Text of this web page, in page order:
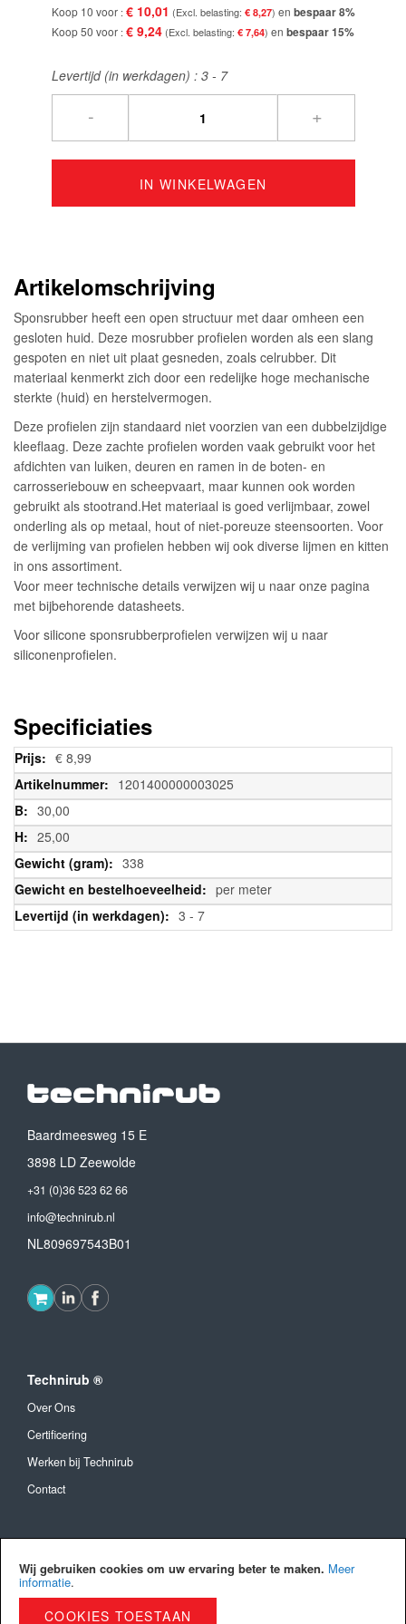
Wij gebruiken cookies om uw ervaring beter te maken. Meer
informatie.
COOKIES TOESTAAN
Koop 10 voor € 10,01 € 8,27 en bespaar8%
Koop 50 voor € 9,24 € 7,64 en bespaar15%
Levertijd (in werkdagen) : 3 - 7
- +
IN WINKELWAGEN
Artikelomschrijving
Sponsrubber heeft een open structuur met daar omheen een
gesloten huid. Deze mosrubber profielen worden als een slang
gespoten en niet uit plaat gesneden, zoals celrubber. Dit
materiaal kenmerkt zich door een redelijke hoge mechanische
sterkte (huid) en herstelvermogen.
Deze profielen zijn standaard niet voorzien van een dubbelzijdige
kleeflaag. Deze zachte profielen worden vaak gebruikt voor het
afdichten van luiken, deuren en ramen in de boten- en
carrosseriebouw en scheepvaart, maar kunnen ook worden
gebruikt als stootrand.Het materiaal is goed verlijmbaar, zowel
onderling als op metaal, hout of niet-poreuze steensoorten. Voor
de verlijming van profielen hebben wij ook diverse lijmen en kitten
in ons assortiment.
Voor meer technische details verwijzen wij u naar onze pagina
met bijbehorende datasheets.
Voor silicone sponsrubberprofielen verwijzen wij u naar
siliconenprofielen.
Specificiaties
Meer
informatie
€ 8,99
1201400000003025
30,00
25,00
338
per meter
3 - 7
Baardmeesweg 15 E
3898 LD Zeewolde
+31 (0)36 523 62 66
info@technirub.nl
NL809697543B01
Technirub ®
Over Ons
Certificering
Werken bij Technirub
Contact
Algemene Voorwaarden